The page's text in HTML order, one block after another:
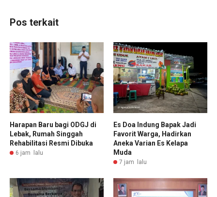
Pos terkait
Harapan Baru bagi ODGJ di
Lebak, Rumah Singgah
Rehabilitasi Resmi Dibuka
6 jam lalu
Es Doa Indung Bapak Jadi
Favorit Warga, Hadirkan
Aneka Varian Es Kelapa
Muda
7 jam lalu